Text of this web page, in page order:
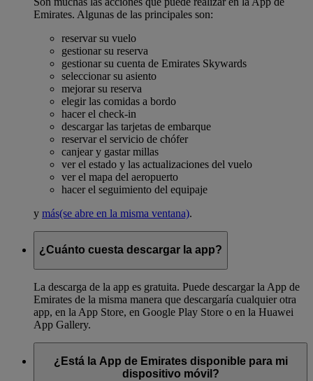
Emirates. Algunas de las principales son:
reservar su vuelo
gestionar su reserva
gestionar su cuenta de Emirates Skywards
seleccionar su asiento
mejorar su reserva
elegir las comidas a bordo
hacer el check-in
descargar las tarjetas de embarque
reservar el servicio de chófer
canjear y gastar millas
ver el estado y las actualizaciones del vuelo
ver el mapa del aeropuerto
hacer el seguimiento del equipaje
y más(se abre en la misma ventana).
¿Cuánto cuesta descargar la app?
La descarga de la app es gratuita. Puede descargar la App de
Emirates de la misma manera que descargaría cualquier otra
app, en la App Store, en Google Play Store o en la Huawei
App Gallery.
¿Está la App de Emirates disponible para mi
dispositivo móvil?